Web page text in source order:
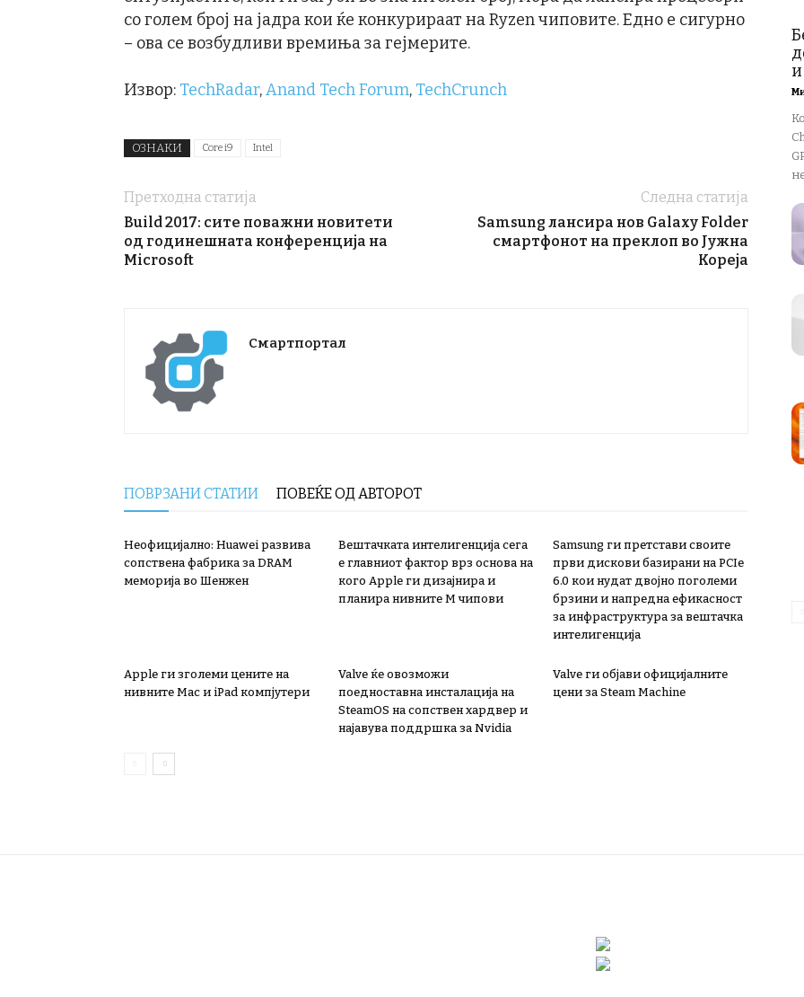
со голем број на јадра кои ќе конкурираат на Ryzen чиповите. Едно е сигурно
– ова се возбудливи времиња за гејмерите.
Извор: TechRadar,Anand Tech Forum, TechCrunch
ОЗНАКИ Core i9 Intel
Претходна статија
Build 2017: сите поважни новитети
од годинешната конференција на
Microsoft
Следна статија
Samsung лансира нов Galaxy Folder
смартфонот на преклоп во Јужна
Кореја
Смартпортал
ПОВРЗАНИ СТАТИИ ПОВЕЌЕ ОД АВТОРОТ
Неофицијално: Huawei развива
сопствена фабрика за DRAM
меморија во Шенжен
Вештачката интелигенција сега
е главниот фактор врз основа на
кого Apple ги дизајнира и
планира нивните М чипови
Samsung ги претстави своите
први дискови базирани на PCIe
6.0 кои нудат двојно поголеми
брзини и напредна ефикасност
за инфраструктура за вештачка
интелигенција
Apple ги зголеми цените на
нивните Mac и iPad компјутери
Valve ќе овозможи
поедноставна инсталација на
SteamOS на сопствен хардвер и
најавува поддршка за Nvidia
Valve ги објави официјалните
цени за Steam Machine